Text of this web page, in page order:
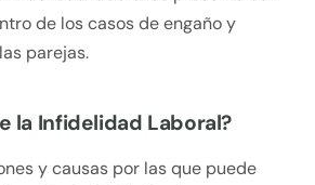
de los casos de engaño y
parejas.
la Infidelidad Laboral?
y causas por las que puede